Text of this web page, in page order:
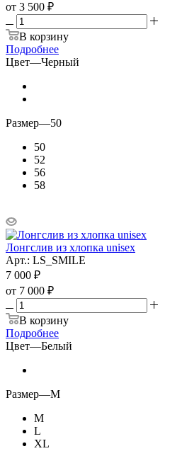
от 3 500 ₽
В корзину
Подробнее
Цвет—Черный
Размер—50
50
52
56
58
Лонгслив из хлопка unisex
Арт.: LS_SMILE
7 000 ₽
от 7 000 ₽
В корзину
Подробнее
Цвет—Белый
Размер—M
M
L
XL